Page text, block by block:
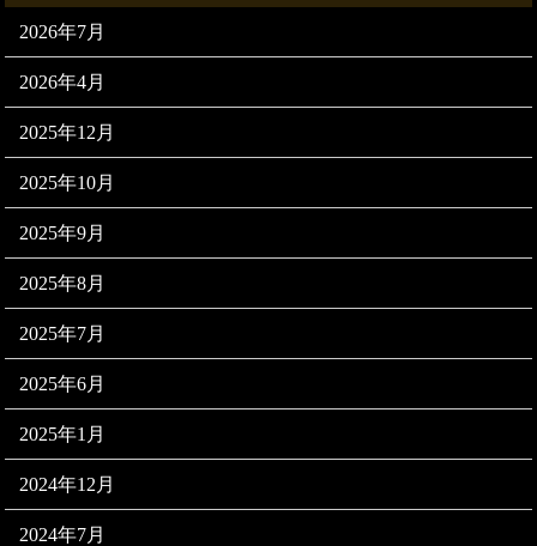
2026年7月
2026年4月
2025年12月
2025年10月
2025年9月
2025年8月
2025年7月
2025年6月
2025年1月
2024年12月
2024年7月